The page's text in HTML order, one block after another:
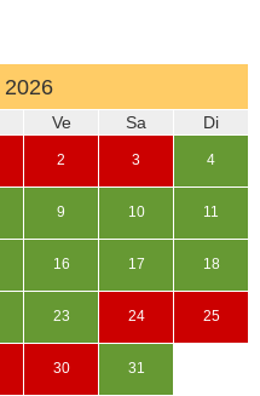
2026
Ve Sa Di
2 3 4
9 10 11
16 17 18
23 24 25
30 31